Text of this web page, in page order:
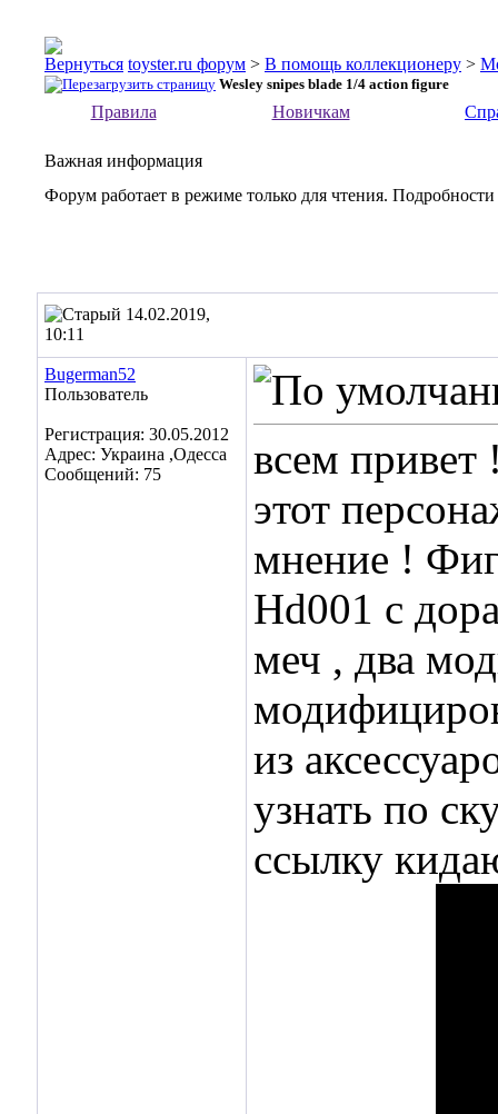
toyster.ru форум > В помощь коллекционеру >
Wesley snipes blade 1/4 action figure
Правила Новичкам
Важная информация
Форум работает в режиме только для чтения.
14.02.2019,
10:11
Bugerman52
Пользователь
Регистрация: 30.05.2012
Адрес: Украина ,Одесса
Сообщений: 75
всем привет
этот
мнение !
Hd001 c
меч , два
из
узнать по
ссылку